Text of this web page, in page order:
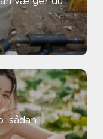
sådan